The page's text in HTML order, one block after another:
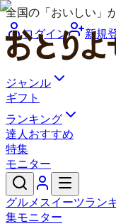
全国の「おいしい」
ログイン
新規
ジャンル
ギフト
ランキング
達人おすすめ
特集
モニター
グルメ スイーツラン
集モニター